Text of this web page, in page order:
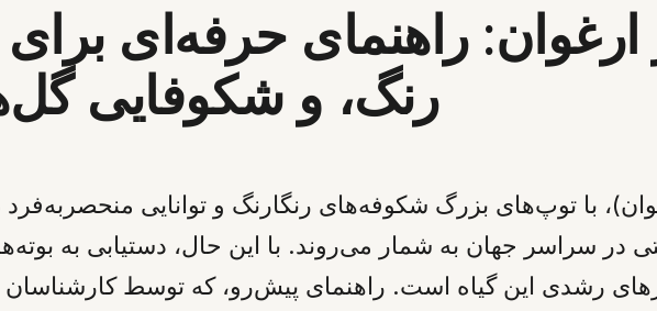
راهنمای حرفه‌ای برای
رنگ، و شکوفایی
با توپ‌های بزرگ شکوفه‌های رنگارنگ و توانایی
در سراسر جهان به شمار می‌روند. با این حال، دستیابی به
رشدی این گیاه است. راهنمای پیش‌رو، که توسط